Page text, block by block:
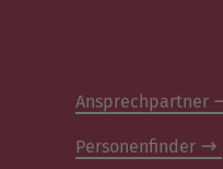
Ansprechpartner
Personenfinder